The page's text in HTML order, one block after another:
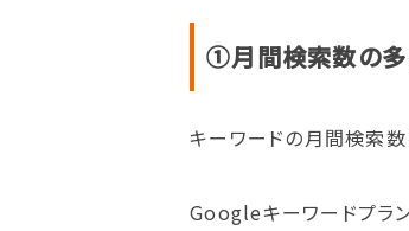
①月間検索数の多
キーワードの月間検索数
Googleキーワードプラ